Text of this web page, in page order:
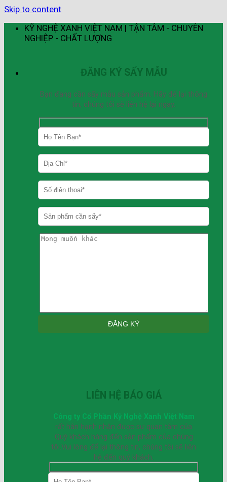
Skip to content
KỸ NGHỆ XANH VIỆT NAM | TẬN TÂM - CHUYÊN
NGHIỆP - CHẤT LƯỢNG
ĐĂNG KÝ SẤY MẪU
Bạn đang cần sấy mẫu sản phẩm. Hãy để lại thông
tin, chúng tôi sẽ liên hệ lại ngay.
LIÊN HỆ BÁO GIÁ
Công ty Cổ Phần Kỹ Nghệ Xanh Việt Nam
rất hân hạnh nhận được sự quan tâm của
Quý khách hàng đến sản phẩm của chúng
tôi.Vui lòng để lại thông tin, chúng tôi sẽ liên
hệ đến quý khách.